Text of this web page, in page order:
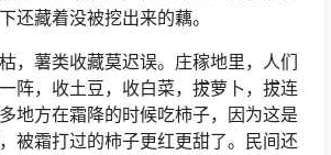
还藏着没被挖出来的藕。
薯类收藏莫迟误。庄稼地里，人们
阵，收土豆，收白菜，拔萝卜，拔连
地方在霜降的时候吃柿子，因为这是
被霜打过的柿子更红更甜了。民间还